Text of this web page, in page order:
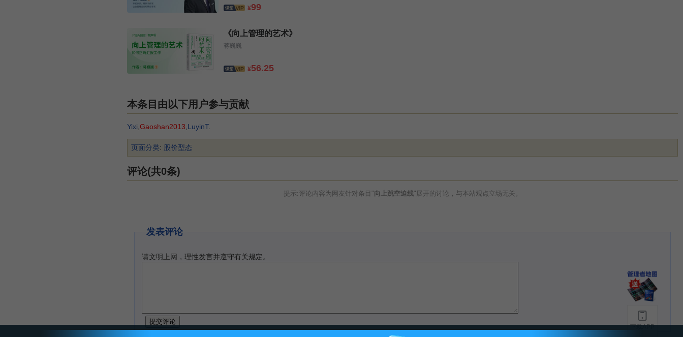
¥99
《向上管理的艺术》
蒋巍巍
¥56.25
本条目由以下用户参与贡献
Yixi Gaoshan2013 LuyinT.
页面分类: 股价型态
评论(共0条)
提示:评论内容为网友针对条目"向上跳空迫线"展开的讨论，与本站观点立场无关。
发表评论
请文明上网，理性发言并遵守有关规定。
下载APP